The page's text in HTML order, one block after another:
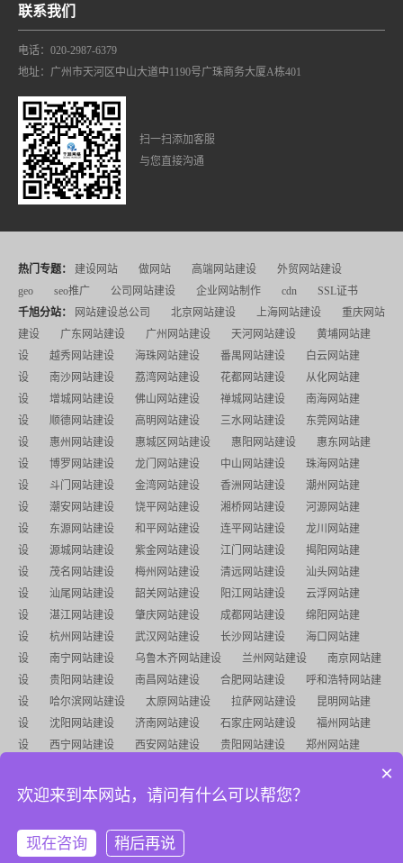
联系我们
电话：020-2987-6379
地址：广州市天河区中山大道中1190号广珠商务大厦A栋401
扫一扫添加客服
与您直接沟通
热门专题： 建设网站 做网站 高端网站建设
外贸网站建设
geo
seo推广 公司网站建设 企业网站制作 cdn
SSL证书
千旭分站：
网站建设总公司 北京网站建设 上海网站建设
重庆网站
建设
广东网站建设 广州网站建设 天河网站建设
黄埔网站建
设
越秀网站建设 海珠网站建设 番禺网站建设
白云网站建
设
南沙网站建设 荔湾网站建设 花都网站建设
从化网站建
设
增城网站建设 佛山网站建设 禅城网站建设
南海网站建
设
顺德网站建设 高明网站建设 三水网站建设
东莞网站建
设
惠州网站建设 惠城区网站建设 惠阳网站建设
惠东网站建
设
博罗网站建设 龙门网站建设 中山网站建设
珠海网站建
设
斗门网站建设 金湾网站建设 香洲网站建设
潮州网站建
设
潮安网站建设 饶平网站建设 湘桥网站建设
河源网站建
设
东源网站建设 和平网站建设 连平网站建设
龙川网站建
设
源城网站建设 紫金网站建设 江门网站建设
揭阳网站建
设
茂名网站建设 梅州网站建设 清远网站建设
汕头网站建
设
汕尾网站建设 韶关网站建设 阳江网站建设
云浮网站建
设
湛江网站建设 肇庆网站建设 成都网站建设
绵阳网站建
设
杭州网站建设 武汉网站建设 长沙网站建设
海口网站建
设
南宁网站建设 乌鲁木齐网站建设 兰州网站建设
南京网站建
设
贵阳网站建设 南昌网站建设 合肥网站建设
呼和浩特网站建
设
哈尔滨网站建设 太原网站建设 拉萨网站建设
昆明网站建
设
沈阳网站建设 济南网站建设 石家庄网站建设
福州网站建
设
西宁网站建设 西安网站建设 贵阳网站建设
郑州网站建
设
澳门网站建设 台湾网站建设
更多分站地图
©2025-2045 广州市千旭网络科技有限公司
高端网站建设和小程序开发
×
欢迎来到本网站，请问有什么可以帮您？
现在咨询 稍后再说